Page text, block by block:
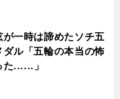
が一時は諦めたソチ五
ダル「五輪の本当の怖
た......」